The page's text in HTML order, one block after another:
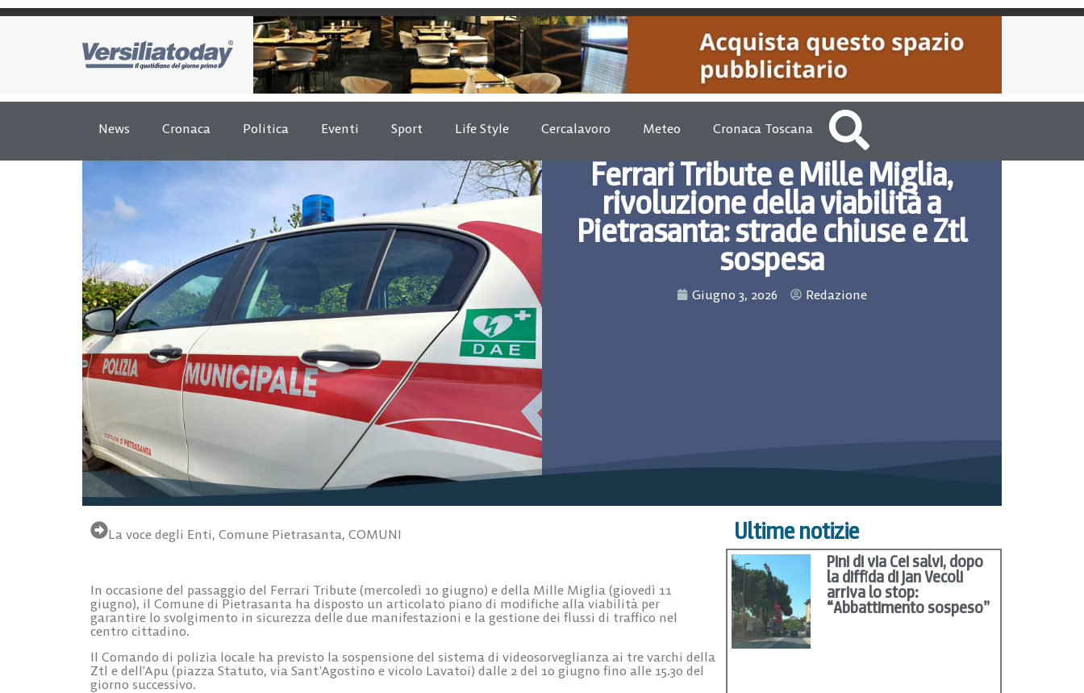
News Cronaca Politica Eventi Sport Life Style Cercalavoro Meteo Cronaca Toscana
Ferrari Tribute e Mille Miglia,
rivoluzione della viabilità a
Pietrasanta: strade chiuse e Ztl
sospesa
Giugno 3, 2026 Redazione
La voce degli Enti, Comune Pietrasanta, COMUNI
In occasione del passaggio del Ferrari Tribute (mercoledì 10 giugno) e della Mille Miglia (giovedì 11
giugno), il Comune di Pietrasanta ha disposto un articolato piano di modifiche alla viabilità per
garantire lo svolgimento in sicurezza delle due manifestazioni e la gestione dei flussi di traffico nel
centro cittadino.
Il Comando di polizia locale ha previsto la sospensione del sistema di videosorveglianza ai tre varchi della
Ztl e dell’Apu (piazza Statuto, via Sant’Agostino e vicolo Lavatoi) dalle 2 del 10 giugno fino alle 15.30 del
giorno successivo.
Ultime notizie
Pini di via Cei salvi, dopo
la diffida di Jan Vecoli
arriva lo stop:
“Abbattimento sospeso”